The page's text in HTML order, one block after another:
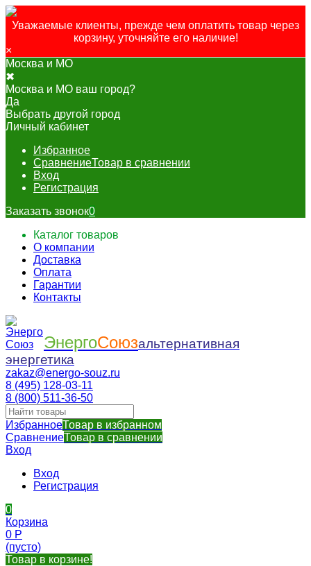
Уважаемые клиенты, прежде чем оплатить товар через
корзину, уточняйте его наличие!
×
Москва и МО
✖
Москва и МО ваш город?
Да
Выбрать другой город
Личный кабинет
Избранное
СравнениеТовар в сравнении
Вход
Регистрация
Заказать звонок0
Каталог товаров
О компании
Доставка
Оплата
Гарантии
Контакты
ЭнергоСоюзальтернативная
энергетика
zakaz@energo-souz.ru
8 (495) 128-03-11
8 (800) 511-36-50
ИзбранноеТовар в избранном
СравнениеТовар в сравнении
Вход
Вход
Регистрация
0
Корзина
0 Р
(пусто)
Товар в корзине!